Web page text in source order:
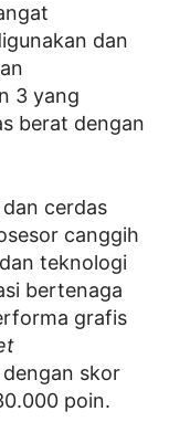
dan
3 yang
berat dengan
cerdas
canggih
teknologi
bertenaga
grafis
skor
poin.